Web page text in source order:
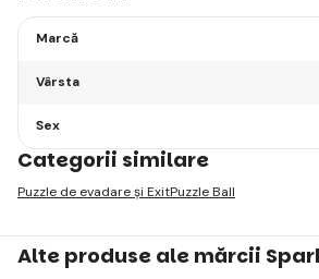
Marcă
Vârsta
Sex
Categorii similare
Puzzle de evadare și ExitPuzzle Ball
Alte produse ale mărcii